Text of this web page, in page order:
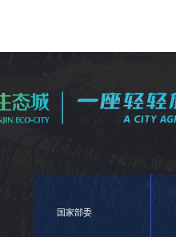
国家部委